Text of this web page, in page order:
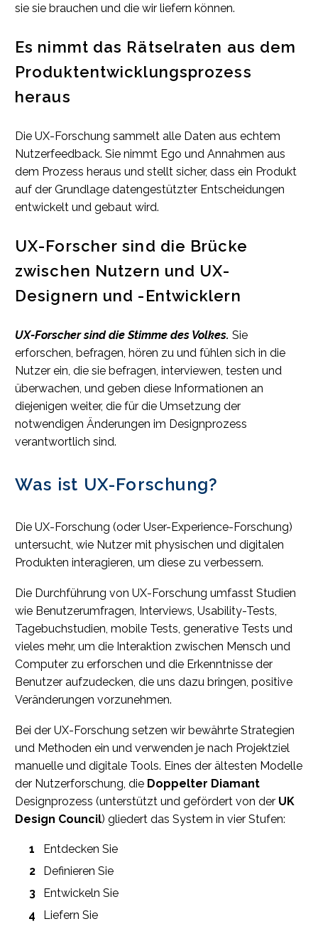
sie sie brauchen und die wir liefern können.
Es nimmt das Rätselraten aus dem
Produktentwicklungsprozess
heraus
Die UX-Forschung sammelt alle Daten aus echtem
Nutzerfeedback. Sie nimmt Ego und Annahmen aus
dem Prozess heraus und stellt sicher, dass ein Produkt
auf der Grundlage datengestützter Entscheidungen
entwickelt und gebaut wird.
UX-Forscher sind die Brücke
zwischen Nutzern und UX-
Designern und -Entwicklern
UX-Forscher sind die Stimme des Volkes. Sie
erforschen, befragen, hören zu und fühlen sich in die
Nutzer ein, die sie befragen, interviewen, testen und
überwachen, und geben diese Informationen an
diejenigen weiter, die für die Umsetzung der
notwendigen Änderungen im Designprozess
verantwortlich sind.
Was ist UX-Forschung?
Die UX-Forschung (oder User-Experience-Forschung)
untersucht, wie Nutzer mit physischen und digitalen
Produkten interagieren, um diese zu verbessern.
Die Durchführung von UX-Forschung umfasst Studien
wie Benutzerumfragen, Interviews, Usability-Tests,
Tagebuchstudien, mobile Tests, generative Tests und
vieles mehr, um die Interaktion zwischen Mensch und
Computer zu erforschen und die Erkenntnisse der
Benutzer aufzudecken, die uns dazu bringen, positive
Veränderungen vorzunehmen.
Bei der UX-Forschung setzen wir bewährte Strategien
und Methoden ein und verwenden je nach Projektziel
manuelle und digitale Tools. Eines der ältesten Modelle
der Nutzerforschung, die Doppelter Diamant
Designprozess (unterstützt und gefördert von der UK
Design Council) gliedert das System in vier Stufen:
Entdecken Sie
Definieren Sie
Entwickeln Sie
Liefern Sie